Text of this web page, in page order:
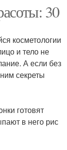
30
косметологии
и тело не
А если без
секреты
готовят
в него рис